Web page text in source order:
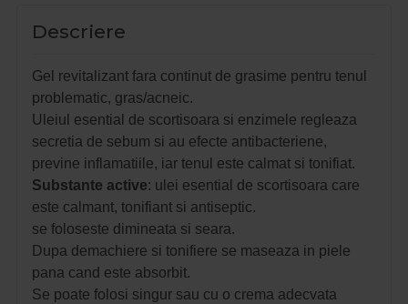
Descriere
Gel revitalizant fara continut de grasime pentru tenul
problematic, gras/acneic.
Uleiul esential de scortisoara si enzimele regleaza
secretia de sebum si au efecte antibacteriene,
previne inflamatiile, iar tenul este calmat si tonifiat.
Substante active: ulei esential de scortisoara care
este calmant, tonifiant si antiseptic.
se foloseste dimineata si seara.
Dupa demachiere si tonifiere se maseaza in piele
pana cand este absorbit.
Se poate folosi singur sau cu o crema adecvata